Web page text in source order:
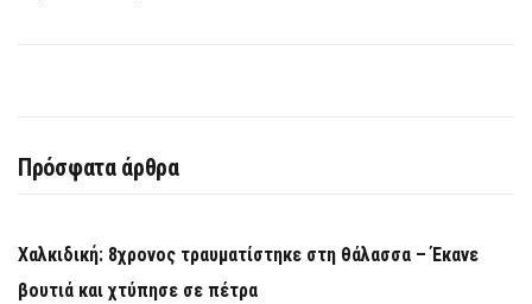
Πρόσφατα άρθρα
Χαλκιδική: 8χρονος τραυματίστηκε στη θάλασσα – Έκανε
βουτιά και χτύπησε σε πέτρα